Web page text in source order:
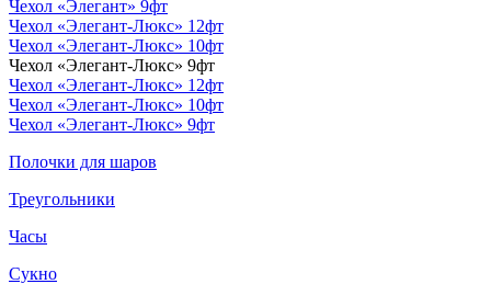
Чехол «Элегант» 9фт
Чехол «Элегант-Люкс» 12фт
Чехол «Элегант-Люкс» 10фт
Чехол «Элегант-Люкс» 9фт
Чехол «Элегант-Люкс» 12фт
Чехол «Элегант-Люкс» 10фт
Чехол «Элегант-Люкс» 9фт
Полочки для шаров
Треугольники
Часы
Сукно